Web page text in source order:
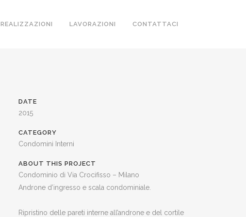
REALIZZAZIONI LAVORAZIONI CONTATTACI
DATE
2015
CATEGORY
Condomini Interni
ABOUT THIS PROJECT
Condominio di Via Crocifisso – Milano
Androne d’ingresso e scala condominiale.
Ripristino delle pareti interne all’androne e del cortile